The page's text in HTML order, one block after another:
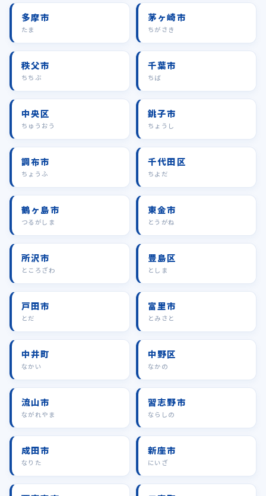
多摩市
たま
茅ヶ崎市
ちがさき
秩父市
ちちぶ
千葉市
ちば
中央区
ちゅうおう
銚子市
ちょうし
調布市
ちょうふ
千代田区
ちよだ
鶴ヶ島市
つるがしま
東金市
とうがね
所沢市
ところざわ
豊島区
としま
戸田市
とだ
富里市
とみさと
中井町
なかい
中野区
なかの
流山市
ながれやま
習志野市
ならしの
成田市
なりた
新座市
にいざ